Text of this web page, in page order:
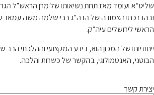
שליט”א ועומד מאז תחת נשיאותו של מרן הראש”ל
ובהדרכתו הצמודה של הרה”ג רבי שלמה משה עמאר
הראשי לירושלים עיה”ק.
ייחודיותו של המכון הוא, בידע המקצועי וההלכתי הרב
הבוטני, האנטמולוגי, בהקשר של כשרות והלכה.
יצירת קשר